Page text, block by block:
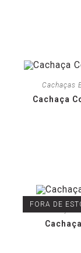
Cachaças
Cachaça
FORA DE
Cachaças